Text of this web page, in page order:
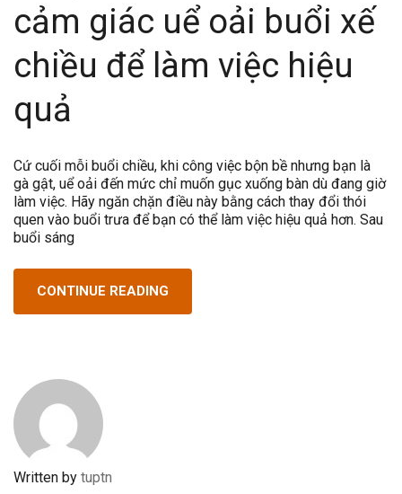
cảm giác uể oải buổi xế
chiều để làm việc hiệu
quả
Cứ cuối mỗi buổi chiều, khi công việc bộn bề nhưng bạn là
gà gật, uể oải đến mức chỉ muốn gục xuống bàn dù đang giờ
làm việc. Hãy ngăn chặn điều này bằng cách thay đổi thói
quen vào buổi trưa để bạn có thể làm việc hiệu quả hơn. Sau
buổi sáng
CONTINUE READING
Written by tuptn